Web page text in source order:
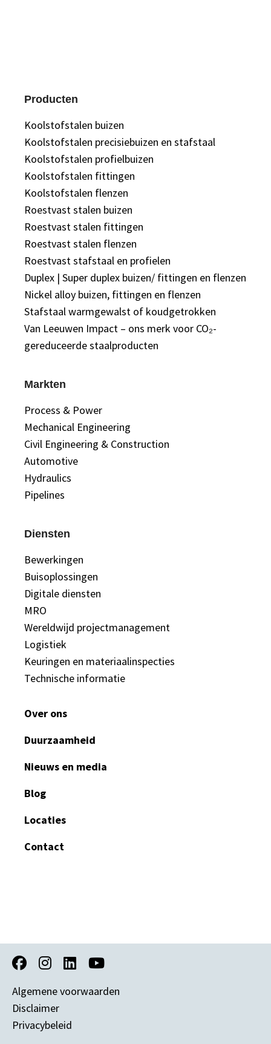
Producten
Koolstofstalen buizen
Koolstofstalen precisiebuizen en stafstaal
Koolstofstalen profielbuizen
Koolstofstalen fittingen
Koolstofstalen flenzen
Roestvast stalen buizen
Roestvast stalen fittingen
Roestvast stalen flenzen
Roestvast stafstaal en profielen
Duplex | Super duplex buizen/ fittingen en flenzen
Nickel alloy buizen, fittingen en flenzen
Stafstaal warmgewalst of koudgetrokken
Van Leeuwen Impact – ons merk voor CO₂-
gereduceerde staalproducten
Markten
Process & Power
Mechanical Engineering
Civil Engineering & Construction
Automotive
Hydraulics
Pipelines
Diensten
Bewerkingen
Buisoplossingen
Digitale diensten
MRO
Wereldwijd projectmanagement
Logistiek
Keuringen en materiaalinspecties
Technische informatie
Over ons
Duurzaamheid
Nieuws en media
Blog
Locaties
Contact
Algemene voorwaarden
Disclaimer
Privacybeleid